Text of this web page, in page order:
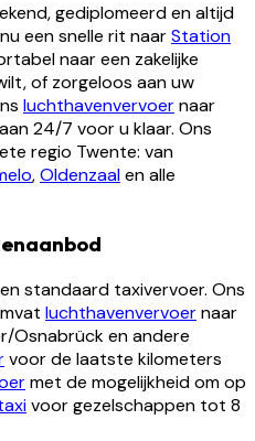
gediplomeerd en altijd
een snelle rit naarStation
naar een zakelijke
of zorgeloos aan uw
luchthavenvervoernaar
24/7 voor u klaar. Ons
regio Twente: van
,Oldenzaalen alle
standaard taxivervoer. Ons
luchthavenvervoernaar
Osnabrück en andere
voor de laatste kilometers
met de mogelijkheid om op
voor gezelschappen tot 8